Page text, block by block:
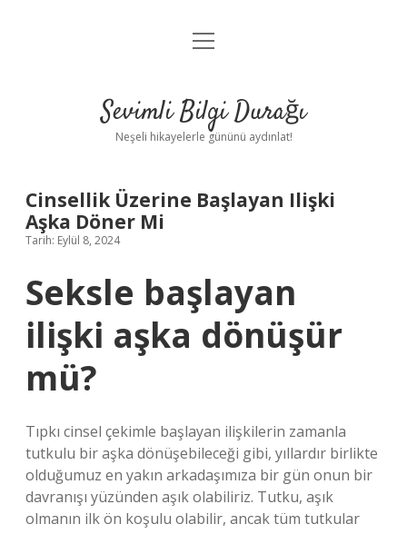
Anasayfa
Yasal Uyarı
menüyü
Sevimli Bilgi Durağı
Neşeli hikayelerle gününü aydınlat!
Cinsellik Üzerine Başlayan Ilişki
Aşka Döner Mi
Tarih: Eylül 8, 2024
Seksle başlayan
ilişki aşka dönüşür
mü?
Tıpkı cinsel çekimle başlayan ilişkilerin zamanla
tutkulu bir aşka dönüşebileceği gibi, yıllardır birlikte
olduğumuz en yakın arkadaşımıza bir gün onun bir
davranışı yüzünden aşık olabiliriz. Tutku, aşık
olmanın ilk ön koşulu olabilir, ancak tüm tutkular